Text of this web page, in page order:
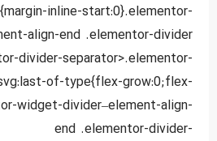
inline-start:0}.elementor-
align-end .elementor-divider
divider-separator>.elementor-
of-type{flex-grow:0;flex-
widget-divider–element-align-
end .elementor-divider-